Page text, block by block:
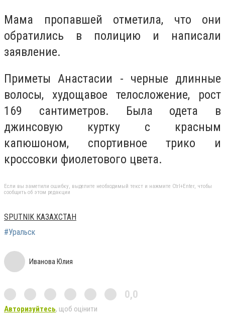
Мама пропавшей отметила, что они
обратились в полицию и написали
заявление.
Приметы Анастасии - черные длинные
волосы, худощавое телосложение, рост
169 сантиметров. Была одета в
джинсовую куртку с красным
капюшоном, спортивное трико и
кроссовки фиолетового цвета.
Если вы заметили ошибку, выделите необходимый текст и нажмите Ctrl+Enter, чтобы
сообщить об этом редакции
SPUTNIK КАЗАХСТАН
#Уральск
Иванова Юлия
0,0
Авторизуйтесь, щоб оцінити